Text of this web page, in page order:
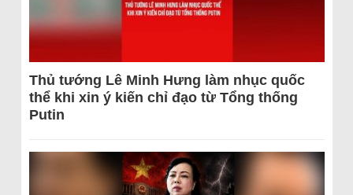
Thủ tướng Lê Minh Hưng làm nhục quốc
thể khi xin ý kiến chỉ đạo từ Tổng thống
Putin